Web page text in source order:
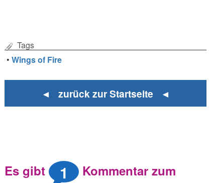
Tags
•Wings of Fire
◄ zurück zur Startseite ◄
Es gibt 1
Kommentar zum